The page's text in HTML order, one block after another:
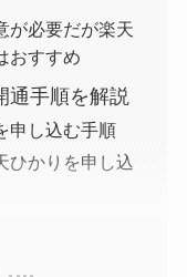
が必要だが楽天
おすすめ
通手順を解説
申し込む手順
ひかりを申し込